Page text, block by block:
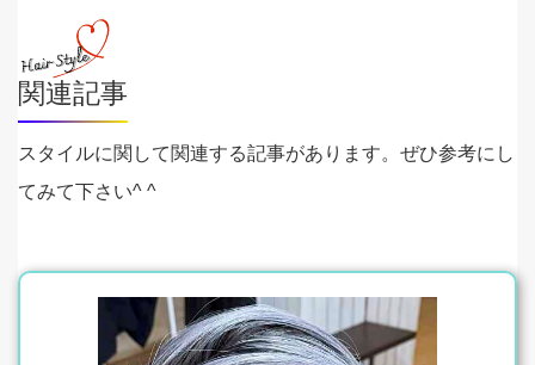
関連記事
スタイルに関して関連する記事があります。ぜひ参考にし
てみて下さい^ ^